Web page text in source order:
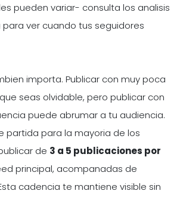
pueden variar- consulta los analisis
ver cuando tus seguidores
importa. Publicar con muy poca
seas olvidable, pero publicar con
puede abrumar a tu audiencia.
partida para la mayoria de los
de 3 a 5 publicaciones por
principal, acompanadas de
cadencia te mantiene visible sin